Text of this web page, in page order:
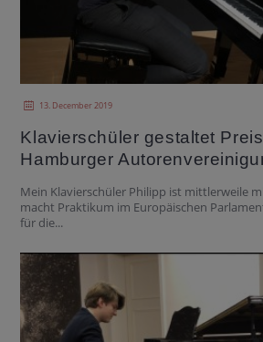
13. December 2019
Klavierschüler gestaltet
Hamburger
Mein Klavierschüler Philipp ist mittlerweile
macht Praktikum im Europäischen
für die...